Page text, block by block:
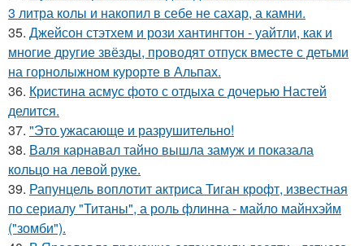
3 литра колы и накопил в себе не сахар, а камни.
35. Джейсон стэтхем и рози хантингтон - уайтли, как и
многие другие звёзды, проводят отпуск вместе с детьми
на горнолыжном курорте в Альпах.
36. Кристина асмус фото с отдыха с дочерью Настей
делится.
37. "Это ужасающе и разрушительно!
38. Валя карнавал тайно вышла замуж и показала
кольцо на левой руке.
39. Рапунцель воплотит актриса Тиган крофт, известная
по сериалу "Титаны", а роль флинна - майло майнхэйм
("зомби").